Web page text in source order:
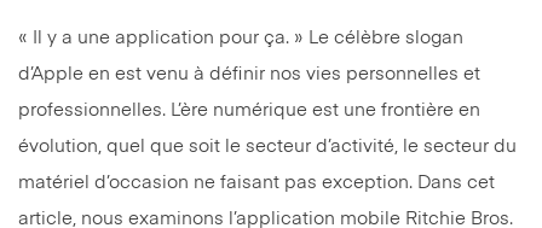
« Il y a une application pour ça. » Le célèbre slogan
d’Apple en est venu à définir nos vies personnelles et
professionnelles. L’ère numérique est une frontière en
évolution, quel que soit le secteur d’activité, le secteur du
matériel d’occasion ne faisant pas exception. Dans cet
article, nous examinons l’application mobile Ritchie Bros.